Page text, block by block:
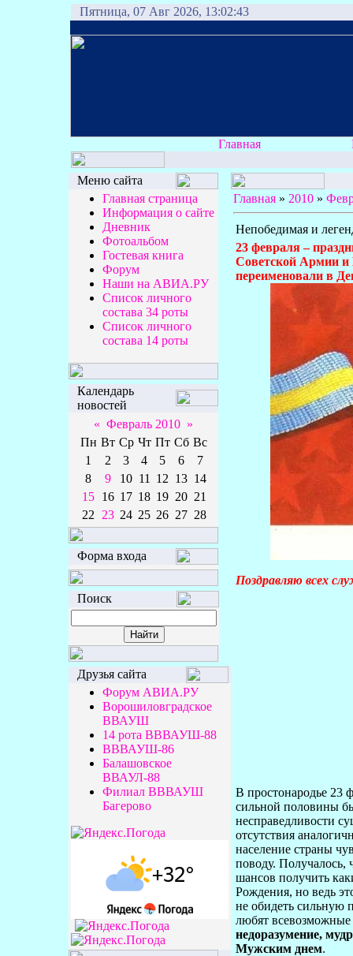
Пятница, 07 Авг 2026, 13:02:43
Главная
Меню сайта
Главная страница
Информация о сайте
Дневник
Фотоальбом
Гостевая книга
Форум
Наши на АВИА.РУ
Список личного
состава 34 роты
Список личного
состава 14 роты
Календарь
новостей
« Февраль 2010 »
Пн Вт Ср Чт Пт Сб Вс
1
2 3 4 5 6
7
8
9 10 11 12 13 14
15 16 17 18 19 20 21
22
23 24 25 26 27 28
Форма входа
Поиск
Друзья сайта
Форум АВИА.РУ
Ворошиловградское
ВВАУШ
14 рота ВВВАУШ-88
ВВВАУШ-86
Балашовское
ВВАУЛ-88
Филиал ВВВАУШ
Багерово
Главная » 2010 »
Непобедимая и
23 февраля –
Советской Армии и
переименовали в
Поздравляю всех
В простонародье 23
сильной половины
несправедливости
отсутствия
население страны
поводу. Получалось,
шансов получить
Рождения, но ведь
не обидеть сильную
любят
недоразумение,
Мужским днем.